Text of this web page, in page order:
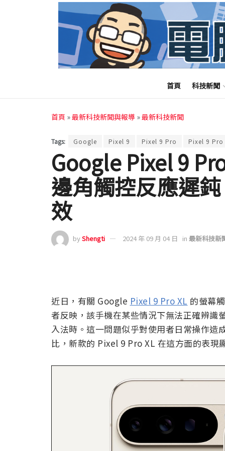
首頁 科技新聞
首頁 »最新科技新聞與報導 »最新科技新聞
Tags: Google Pixel 9 Pixel 9 Pro Pixel 9 Pro
Google Pixel 9
邊角觸控反應遲
效
byShengti 2024 年 09 月 04 日 in 最新科技新
近日，有關 Google Pixel 9 Pro XL 的螢幕
者反映，該手機在某些情況下無法正確辨
入法時。這一問題似乎對使用者日常操作
比，新款的 Pixel 9 Pro XL 在這方面的表現